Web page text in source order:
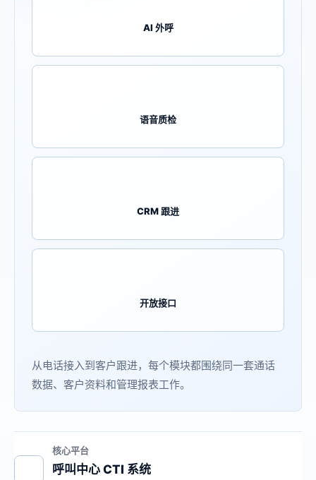
AI 外呼
语音质检
CRM 跟进
开放接口
从电话接入到客户跟进，每个模块都围绕同一套通话
数据、客户资料和管理报表工作。
核心平台
呼叫中心 CTI 系统